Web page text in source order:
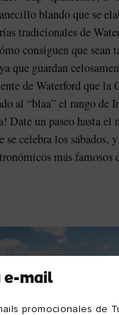
e-mail
promocionales de
blando que se
tradicionales de
consiguen que sean
que guardan
de Waterford que la
al “blaa” el rango de
Date un paseo hasta el
se celebra los sábados,
más famosos